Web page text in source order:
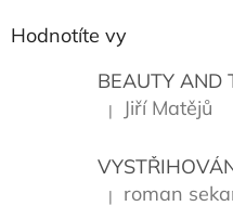
Hodnotíte vy
BEAUTY AND
Hodnocení
| Jiří Matějů
Hodnocení
| roman